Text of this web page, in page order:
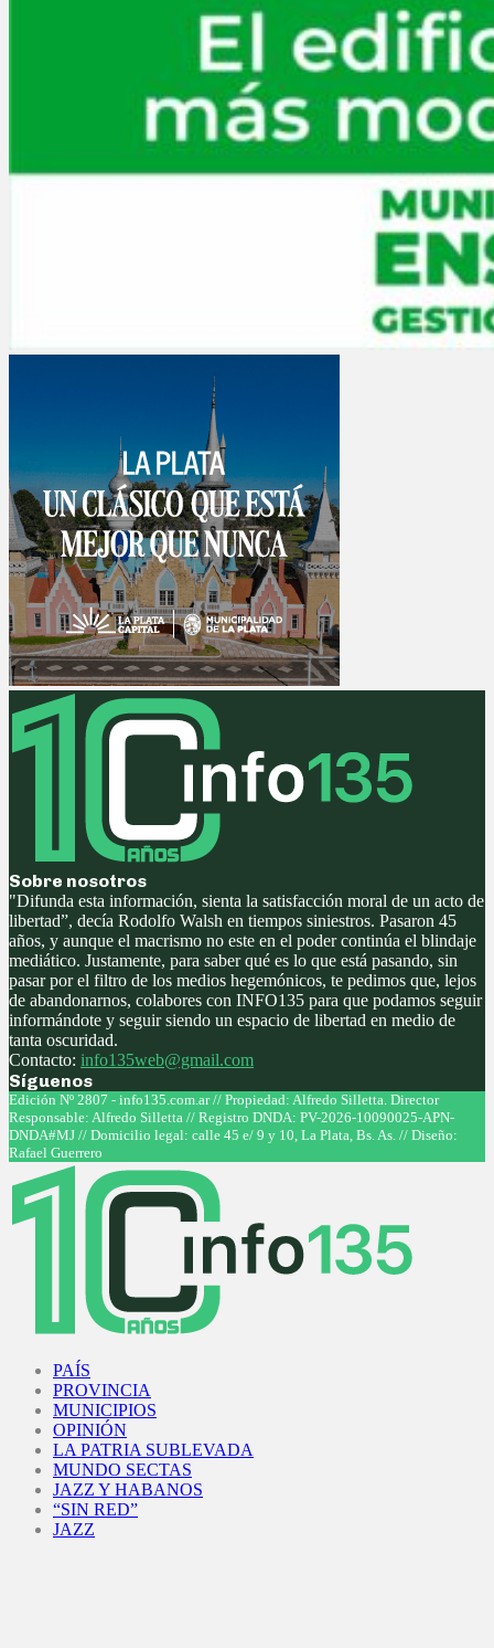
Sobre nosotros
"Difunda esta información, sienta la satisfacción moral de un acto de
libertad”, decía Rodolfo Walsh en tiempos siniestros. Pasaron 45
años, y aunque el macrismo no este en el poder continúa el blindaje
mediático. Justamente, para saber qué es lo que está pasando, sin
pasar por el filtro de los medios hegemónicos, te pedimos que, lejos
de abandonarnos, colabores con INFO135 para que podamos seguir
informándote y seguir siendo un espacio de libertad en medio de
tanta oscuridad.
Contacto: info135web@gmail.com
Síguenos
Facebook
Twitter
Instagram
Youtube
Edición Nº 2807 - info135.com.ar // Propiedad: Alfredo Silletta. Director
Responsable: Alfredo Silletta // Registro DNDA: PV-2026-10090025-APN-
DNDA#MJ // Domicilio legal: calle 45 e/ 9 y 10, La Plata, Bs. As. // Diseño:
Rafael Guerrero
PAÍS
PROVINCIA
MUNICIPIOS
OPINIÓN
LA PATRIA SUBLEVADA
MUNDO SECTAS
JAZZ Y HABANOS
“SIN RED”
JAZZ